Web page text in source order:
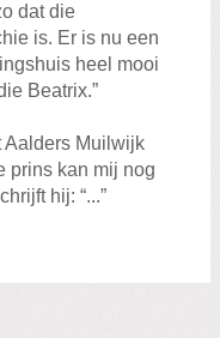
dat die
is. Er is nu een
heel mooi
Beatrix.”
Aalders Muilwijk
prins kan mij nog
hij: “...”